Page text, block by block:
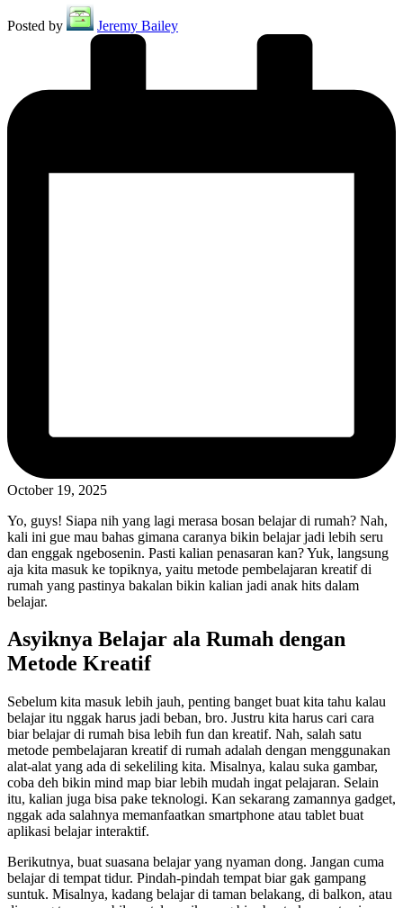
Posted by Jeremy Bailey
October 19, 2025
Yo, guys! Siapa nih yang lagi merasa bosan belajar di rumah? Nah,
kali ini gue mau bahas gimana caranya bikin belajar jadi lebih seru
dan enggak ngebosenin. Pasti kalian penasaran kan? Yuk, langsung
aja kita masuk ke topiknya, yaitu metode pembelajaran kreatif di
rumah yang pastinya bakalan bikin kalian jadi anak hits dalam
belajar.
Asyiknya Belajar ala Rumah dengan
Metode Kreatif
Sebelum kita masuk lebih jauh, penting banget buat kita tahu kalau
belajar itu nggak harus jadi beban, bro. Justru kita harus cari cara
biar belajar di rumah bisa lebih fun dan kreatif. Nah, salah satu
metode pembelajaran kreatif di rumah adalah dengan menggunakan
alat-alat yang ada di sekeliling kita. Misalnya, kalau suka gambar,
coba deh bikin mind map biar lebih mudah ingat pelajaran. Selain
itu, kalian juga bisa pake teknologi. Kan sekarang zamannya gadget,
nggak ada salahnya memanfaatkan smartphone atau tablet buat
aplikasi belajar interaktif.
Berikutnya, buat suasana belajar yang nyaman dong. Jangan cuma
belajar di tempat tidur. Pindah-pindah tempat biar gak gampang
suntuk. Misalnya, kadang belajar di taman belakang, di balkon, atau